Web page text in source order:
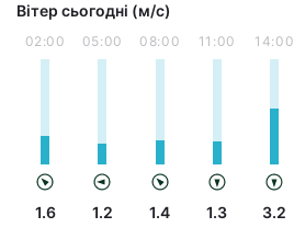
Вітер сьогодні (м/с)
02:00
1.6
05:00
1.2
08:00
1.4
11:00
1.3
14:00
3.2